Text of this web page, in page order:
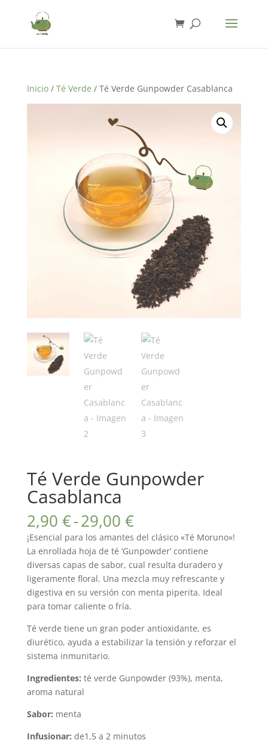
Inicio/ Té Verde / Té Verde Gunpowder Casablanca
Té Verde Gunpowder
Casablanca
2,90 €-29,00 €Rango
de
precios:
desde
2,90 €
hasta
29,00 €
¡Esencial para los amantes del clásico «Té Moruno»!
La enrollada hoja de té ‘Gunpowder’ contiene
diversas capas de sabor, cual resulta duradero y
ligeramente floral. Una mezcla muy refrescante y
digestiva en su versión con menta piperita. Ideal
para tomar caliente o fría.
Té verde tiene un gran poder antioxidante, es
diurético, ayuda a estabilizar la tensión y reforzar el
sistema inmunitario.
Ingredientes: té verde Gunpowder (93%), menta,
aroma natural
Sabor: menta
Infusionar: de1,5 a 2 minutos